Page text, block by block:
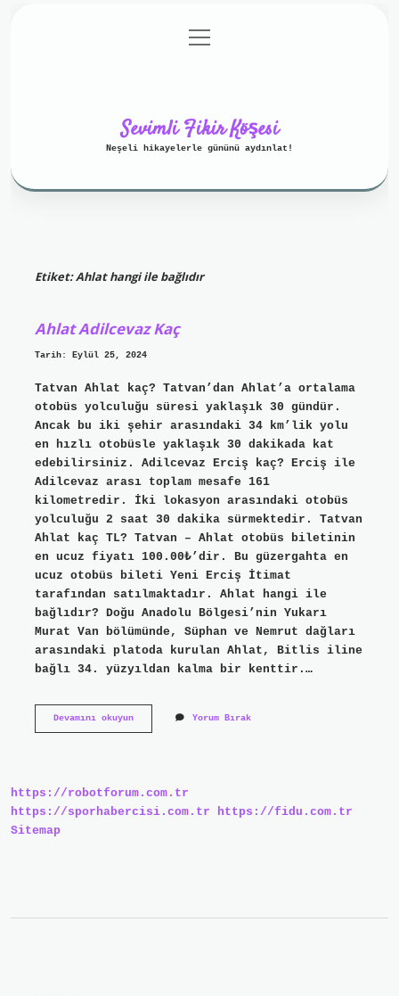
Gizlilik Politikası
menüyü
aç
Sevimli Fikir Köşesi
Neşeli hikayelerle gününü aydınlat!
Etiket:Ahlat hangi ile bağlıdır
Ahlat Adilcevaz Kaç
Tarih: Eylül 25, 2024
Tatvan Ahlat kaç? Tatvan’dan Ahlat’a ortalama
otobüs yolculuğu süresi yaklaşık 30 gündür.
Ancak bu iki şehir arasındaki 34 km’lik yolu
en hızlı otobüsle yaklaşık 30 dakikada kat
edebilirsiniz. Adilcevaz Erciş kaç? Erciş ile
Adilcevaz arası toplam mesafe 161
kilometredir. İki lokasyon arasındaki otobüs
yolculuğu 2 saat 30 dakika sürmektedir. Tatvan
Ahlat kaç TL? Tatvan – Ahlat otobüs biletinin
en ucuz fiyatı 100.00₺’dir. Bu güzergahta en
ucuz otobüs bileti Yeni Erciş İtimat
tarafından satılmaktadır. Ahlat hangi ile
bağlıdır? Doğu Anadolu Bölgesi’nin Yukarı
Murat Van bölümünde, Süphan ve Nemrut dağları
arasındaki platoda kurulan Ahlat, Bitlis iline
bağlı 34. yüzyıldan kalma bir kenttir.…
Devamını okuyunAhlat
Yorum Bırak
https://robotforum.com.tr
https://sporhabercisi.com.tr
https://fidu.com.tr
Sitemap